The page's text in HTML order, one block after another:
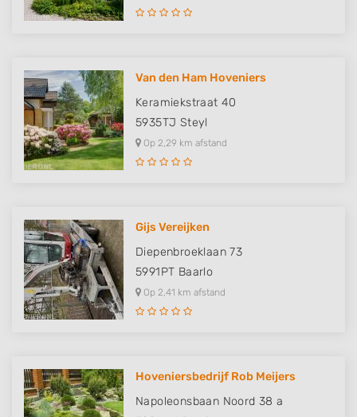
Van den Ham Hoveniers
Keramiekstraat 40
5935TJ Steyl
Op 2,29 km afstand
Gijs Vereijken
Diepenbroeklaan 73
5991PT Baarlo
Op 2,41 km afstand
Hoveniersbedrijf Rob Meijers
Napoleonsbaan Noord 38 a